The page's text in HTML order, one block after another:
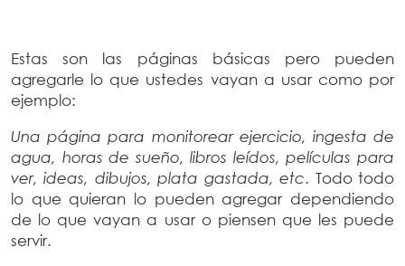
Estas son las páginas básicas pero pueden
agregarle lo que ustedes vayan a usar como por
ejemplo:
Una página para monitorear ejercicio, ingesta de
agua, horas de sueño, libros leídos, películas para
ver, ideas, dibujos, plata gastada, etc. Todo todo
lo que quieran lo pueden agregar dependiendo
de lo que vayan a usar o piensen que les puede
servir.